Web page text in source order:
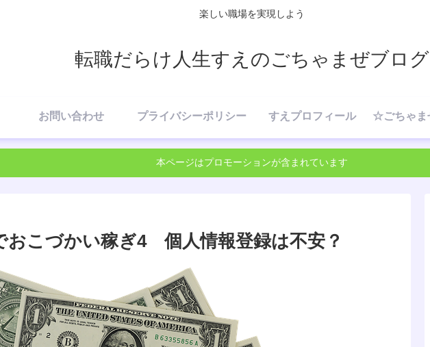
楽しい職場を実現しよう
転職だらけ人生すえのごちゃまぜブログ
お問い合わせ プライバシーポリシー すえプロフィール
本ページはプロモーションが含まれています
おこづかい稼ぎ4 個人情報登録は不安？